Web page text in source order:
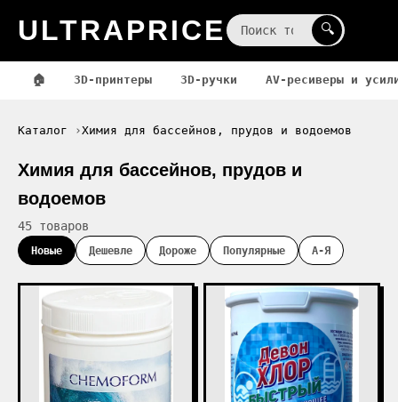
ULTRAPRICE 🔍
🏠 3D-принтеры 3D-ручки AV-ресиверы и
Каталог Химия для бассейнов, прудов и водоемов
Химия для бассейнов, прудов и
водоемов
45 товаров
Новые Дешевле Дороже Популярные А-Я